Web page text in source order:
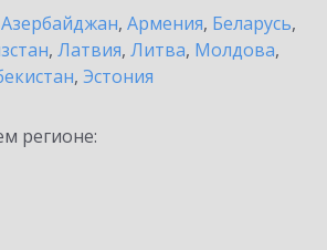
Азербайджан, Армения, Беларусь,
, Латвия, Литва, Молдова,
, Эстония
регионе: